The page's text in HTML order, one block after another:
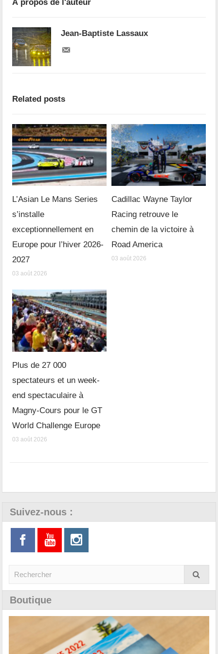
À propos de l'auteur
Jean-Baptiste Lassaux
Related posts
L’Asian Le Mans Series
s’installe
exceptionnellement en
Europe pour l’hiver 2026-
2027
03 août 2026
Cadillac Wayne Taylor
Racing retrouve le
chemin de la victoire à
Road America
03 août 2026
Plus de 27 000
spectateurs et un week-
end spectaculaire à
Magny-Cours pour le GT
World Challenge Europe
03 août 2026
Suivez-nous :
Boutique